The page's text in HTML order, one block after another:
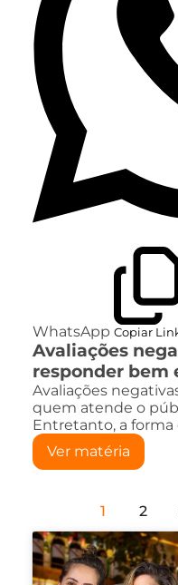
WhatsApp Copiar
Avaliações
responder bem
Avaliações
quem atende o
Entretanto, a
Ver matéria
1 2